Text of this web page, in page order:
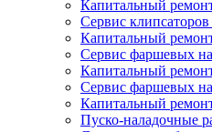
Капитальный
Сервис
Капитальный
Сервис фаршевых
Капитальный
Сервис фаршевых
Капитальный
Пуско-наладочные